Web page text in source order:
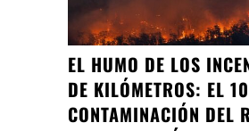
EL HUMO DE LOS
DE KILÓMETROS: EL
CONTAMINACIÓN DEL